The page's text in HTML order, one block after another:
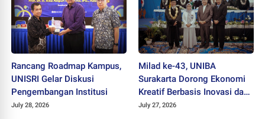
Rancang Roadmap Kampus,
UNISRI Gelar Diskusi
Pengembangan Institusi
July 28, 2026
Milad ke-43, UNIBA
Surakarta Dorong Ekonomi
Kreatif Berbasis Inovasi dan
Nilai Pancasila untuk Hadapi
July 27, 2026